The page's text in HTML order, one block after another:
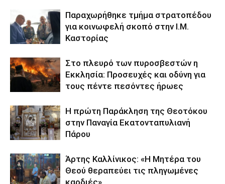
Παραχωρήθηκε τμήμα στρατοπέδου
για κοινωφελή σκοπό στην Ι.Μ.
Καστορίας
Στο πλευρό των πυροσβεστών η
Εκκλησία: Προσευχές και οδύνη για
τους πέντε πεσόντες ήρωες
Η πρώτη Παράκληση της Θεοτόκου
στην Παναγία Εκατονταπυλιανή
Πάρου
Άρτης Καλλίνικος: «Η Μητέρα του
Θεού θεραπεύει τις πληγωμένες
καρδιές»